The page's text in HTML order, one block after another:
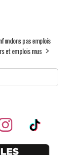
pas emplois
et emplois mus